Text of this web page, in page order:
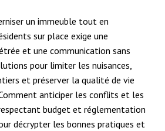
un immeuble tout en
sur place exige une
et une communication sans
pour limiter les nuisances,
et préserver la qualité de vie
anticiper les conflits et les
budget et réglementation
décrypter les bonnes pratiques et